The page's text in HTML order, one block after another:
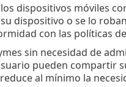
dispositivos móviles
dispositivo o se lo
con las políticas
sin necesidad de
pueden compartir
al mínimo la